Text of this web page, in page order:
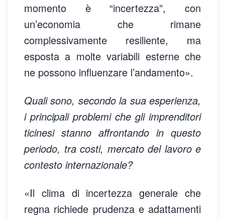
momento è “incertezza”, con
un’economia che rimane
complessivamente resiliente, ma
esposta a molte variabili esterne che
ne possono influenzare l’andamento».
Quali sono, secondo la sua esperienza,
i principali problemi che gli imprenditori
ticinesi stanno affrontando in questo
periodo, tra costi, mercato del lavoro e
contesto internazionale?
«Il clima di incertezza generale che
regna richiede prudenza e adattamenti